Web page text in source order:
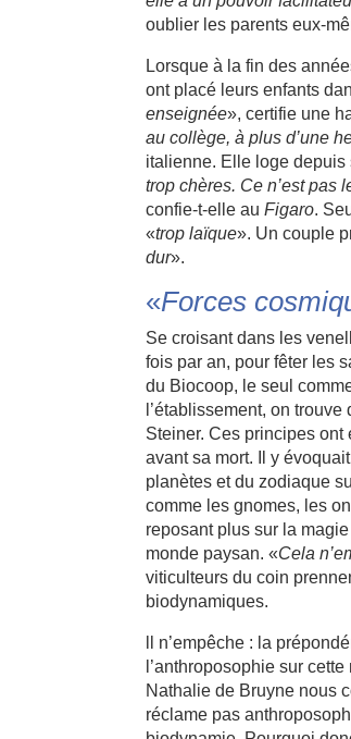
oublier les parents eux-
Lorsque à la fin des
ont placé leurs enfants
enseignée», certifie une
au collège, à plus d’une
italienne. Elle loge
trop chères. Ce n’est pas
confie-t-elle auFigaro.
«trop laïque». Un couple
dur».
«Forces
Se croisant dans les
fois par an, pour fêter les
du Biocoop, le seul
l’établissement, on
Steiner. Ces principes
avant sa mort. Il y
planètes et du zodiaque
comme les gnomes, les
reposant plus sur la
monde paysan. «Cela
viticulteurs du coin
biodynamiques.
ll n’empêche : la
l’anthroposophie sur
Nathalie de Bruyne nous
réclame pas